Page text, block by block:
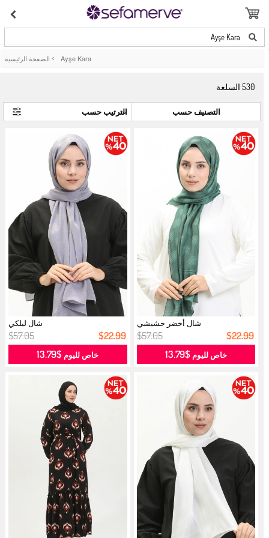
Ayşe Kara
الصفحة الرئيسية > Ayşe Kara
530السلعة
التصنيف حسب
شال أخضر حشيشي
$57.05 $22.99
خاص لليوم$13.79
شال ليلكي
$57.05 $22.99
خاص لليوم $13.79